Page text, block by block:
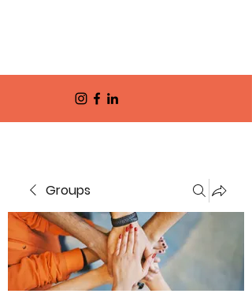
Groups